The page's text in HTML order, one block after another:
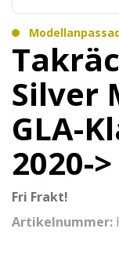
Silver
GLA-
2020->
Fri Frakt!
Artikelnummer: